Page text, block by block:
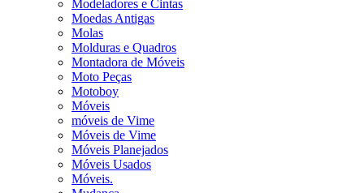
Modeladores e Cintas
Moedas Antigas
Molas
Molduras e Quadros
Montadora de Móveis
Moto Peças
Motoboy
Móveis
móveis de Vime
Móveis de Vime
Móveis Planejados
Móveis Usados
Móveis.